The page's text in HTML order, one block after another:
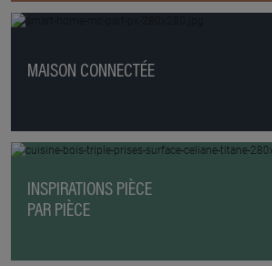
MAISON CONNECTÉE
INSPIRATIONS PIÈCE
PAR PIÈCE